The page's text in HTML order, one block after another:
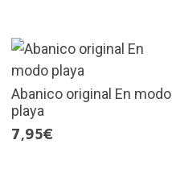
Abanico original En modo
playa
7,95€